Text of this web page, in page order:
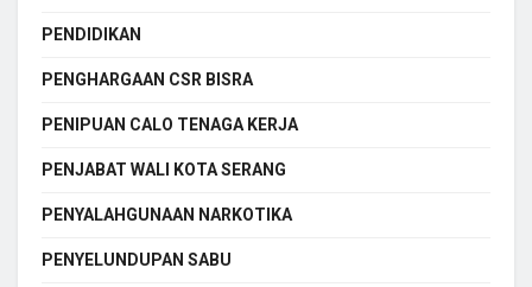
PENDIDIKAN
PENGHARGAAN CSR BISRA
PENIPUAN CALO TENAGA KERJA
PENJABAT WALI KOTA SERANG
PENYALAHGUNAAN NARKOTIKA
PENYELUNDUPAN SABU